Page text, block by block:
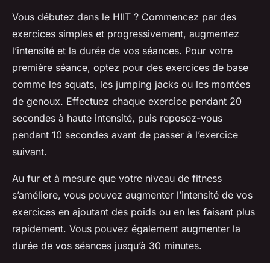
Vous débutez dans le HIIT ? Commencez par des
exercices simples et progressivement, augmentez
l’intensité et la durée de vos séances. Pour votre
première séance, optez pour des exercices de base
comme les squats, les jumping jacks ou les montées
de genoux. Effectuez chaque exercice pendant 20
secondes à haute intensité, puis reposez-vous
pendant 10 secondes avant de passer à l’exercice
suivant.
Au fur et à mesure que votre niveau de fitness
s’améliore, vous pouvez augmenter l’intensité de vos
exercices en ajoutant des poids ou en les faisant plus
rapidement. Vous pouvez également augmenter la
durée de vos séances jusqu’à 30 minutes.